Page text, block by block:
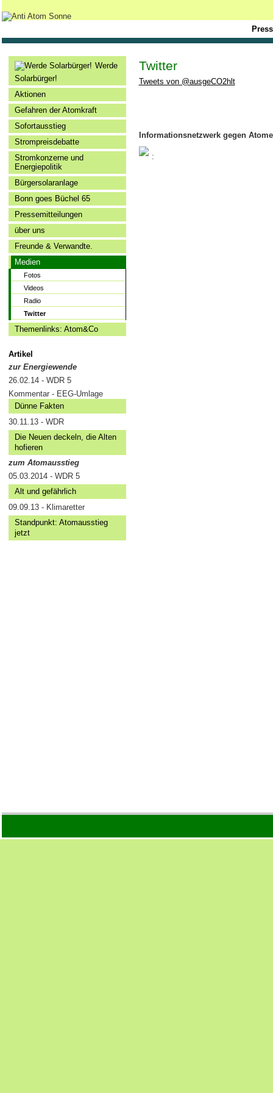
Werde
Solarbürger!
Aktionen
Gefahren der Atomkraft
Sofortausstieg
Strompreisdebatte
Stromkonzerne und
Energiepolitik
Bürgersolaranlage
Bonn goes Büchel 65
Pressemitteilungen
über uns
Freunde & Verwandte.
Medien
Fotos
Videos
Radio
Twitter
Themenlinks: Atom&Co
Artikel
zur Energiewende
26.02.14 - WDR 5
Kommentar - EEG-Umlage
Dünne Fakten
30.11.13 - WDR
Die Neuen deckeln, die Alten
hofieren
zum Atomausstieg
05.03.2014 - WDR 5
Alt und gefährlich
09.09.13 - Klimaretter
Standpunkt: Atomausstieg
jetzt
Twitter
Tweets von @ausgeCO2hlt
Informationsnetzwerk gegen
: